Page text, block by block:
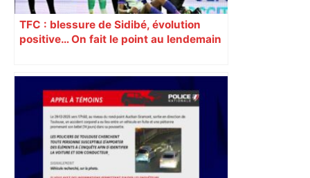
TFC : blessure de Sidibé, évolution
positive… On fait le point au lendemain